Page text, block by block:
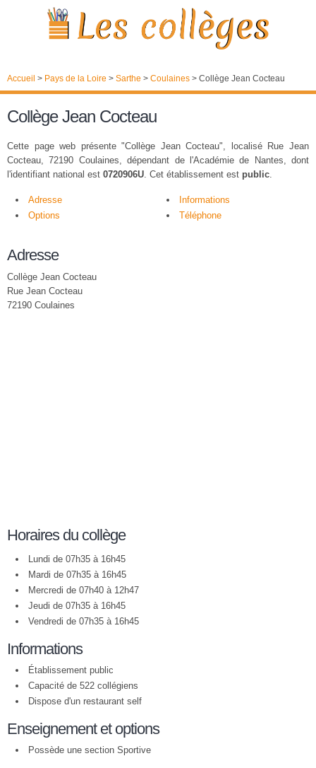
Accueil > Pays de la Loire > Sarthe > Coulaines > Collège Jean Cocteau
Collège Jean Cocteau
Cette page web présente "Collège Jean Cocteau", localisé Rue Jean
Cocteau, 72190 Coulaines, dépendant de l'Académie de Nantes, dont
l'identifiant national est 0720906U. Cet établissement est public.
Adresse
Informations
Options
Téléphone
Adresse
Collège Jean Cocteau
Rue Jean Cocteau
72190 Coulaines
Horaires du collège
Lundi de 07h35 à 16h45
Mardi de 07h35 à 16h45
Mercredi de 07h40 à 12h47
Jeudi de 07h35 à 16h45
Vendredi de 07h35 à 16h45
Informations
Établissement public
Capacité de 522 collégiens
Dispose d'un restaurant self
Enseignement et options
Possède une section Sportive